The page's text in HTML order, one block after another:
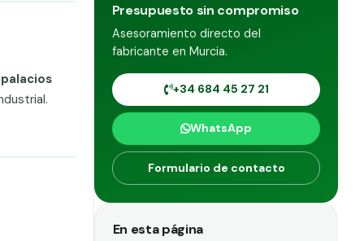
Presupuesto sin compromiso
Asesoramiento directo del
fabricante en Murcia.
+34 684 45 27 21
WhatsApp
Formulario de contacto
En esta página